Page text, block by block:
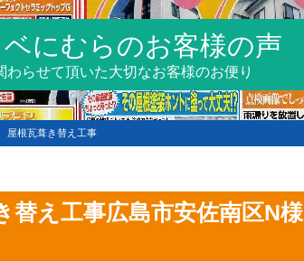
にむらのお客様の声
わらせて頂いた大切なお客様のお便り
屋根瓦葺き替え工事
替え工事広島市安佐南区N